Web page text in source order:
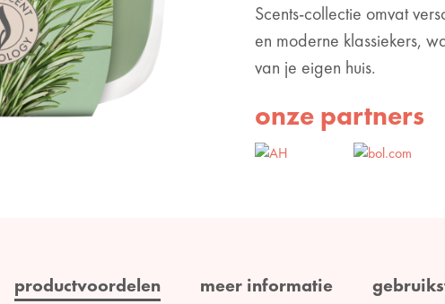
Scents-collectie omvat
en moderne klassiekers,
van je eigen huis.
onze partners
productvoordelen meer informatie